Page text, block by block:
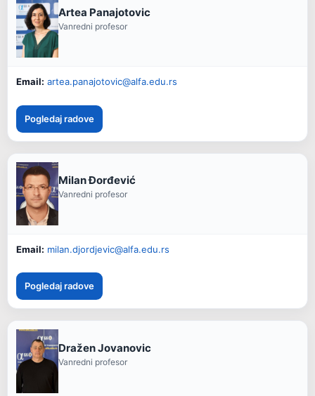
Artea Panajotovic
Vanredni profesor
Email: artea.panajotovic@alfa.edu.rs
Pogledaj radove
Milan Đorđević
Vanredni profesor
Email: milan.djordjevic@alfa.edu.rs
Pogledaj radove
Dražen Jovanovic
Vanredni profesor